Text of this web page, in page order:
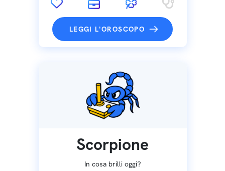
LEGGI L'OROSCOPO
Scorpione
In cosa brilli oggi?